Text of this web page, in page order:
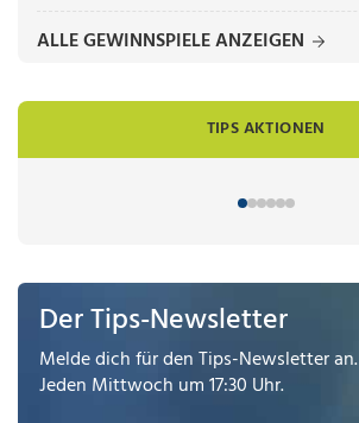
ALLE GEWINNSPIELE ANZEIGEN
TIPS AKTIONEN
Der Tips-Newsletter
Melde dich für den Tips-Newsletter an.
Jeden Mittwoch um 17:30 Uhr.